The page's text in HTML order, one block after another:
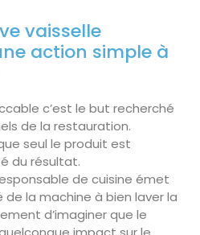
vaisselle
action simple à
c’est le but recherché
de la restauration.
seul le produit est
du résultat.
de cuisine émet
la machine à bien laver la
d’imaginer que le